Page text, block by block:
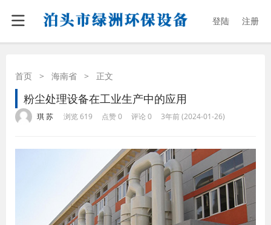
登陆 注册
首页 > 海南省 > 正文
粉尘处理设备在工业生产中的应用
琪 苏 浏览 619 点赞 0 评论 0 3年前 (2024-01-26)